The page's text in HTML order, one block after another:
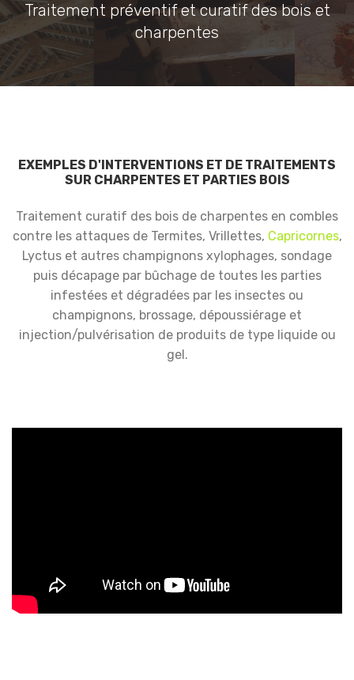
Traitement préventif et curatif des bois et
charpentes
EXEMPLES D'INTERVENTIONS ET DE TRAITEMENTS
SUR CHARPENTES ET PARTIES BOIS
Traitement curatif des bois de charpentes en combles
contre les attaques de Termites, Vrillettes, Capricornes,
Lyctus et autres champignons xylophages, sondage
puis décapage par bûchage de toutes les parties
infestées et dégradées par les insectes ou
champignons, brossage, dépoussiérage et
injection/pulvérisation de produits de type liquide ou
gel.